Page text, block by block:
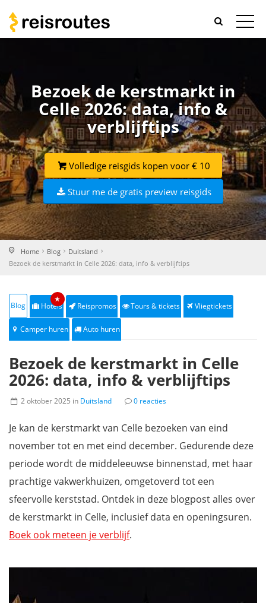
Bezoek de kerstmarkt in
Celle 2026: data, info &
verblijftips
Volledige reisgids kopen voor € 10
Stuur me de gratis preview reisgids
Home Blog
Duitsland
Bezoek de kerstmarkt in Celle 2026: data, info & verblijftips
Blog Hotels
★
Reispromos Tours & tickets Vliegtickets
Camper huren Auto huren
Bezoek de kerstmarkt in Celle
2026: data, info & verblijftips
2 oktober 2025 in Duitsland 0 reacties
Je kan de kerstmarkt van Celle bezoeken van eind
november tot en met eind december. Gedurende deze
periode wordt de middeleeuwse binnenstad, met haar
prachtige vakwerkhuizen, omgetoverd tot een
sfeervolle kerststad. Ontdek in deze blogpost alles over
de kerstmarkt in Celle, inclusief data en openingsuren.
Boek ook meteen je verblijf.